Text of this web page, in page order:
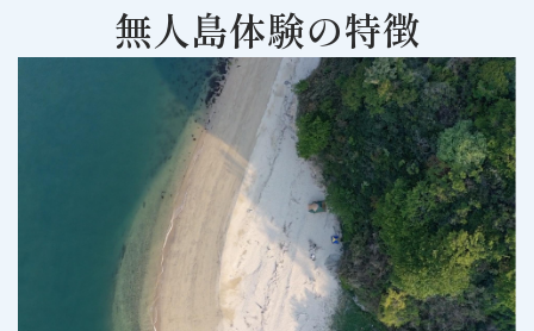
無人島体験の特徴